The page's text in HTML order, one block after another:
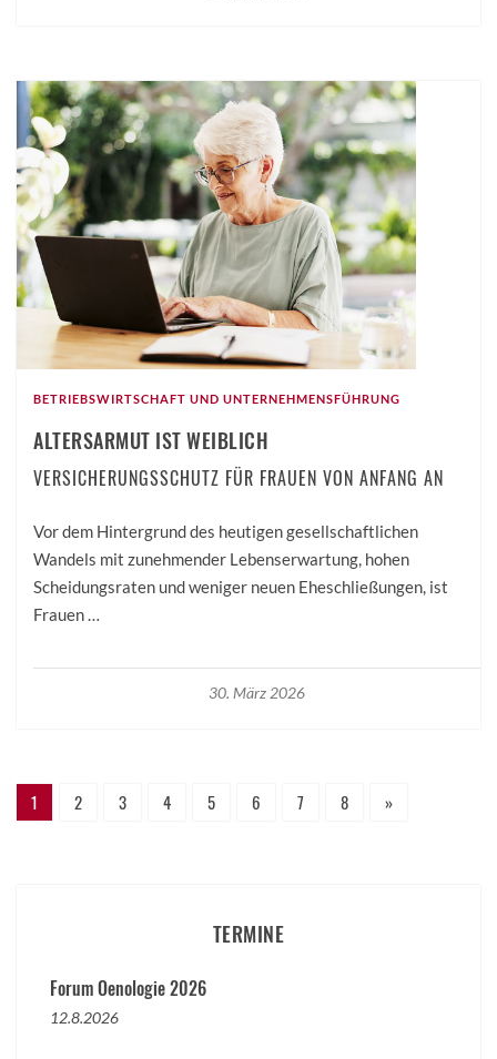
BETRIEBSWIRTSCHAFT UND UNTERNEHMENSFÜHRUNG
ALTERSARMUT IST WEIBLICH
VERSICHERUNGSSCHUTZ FÜR FRAUEN VON ANFANG AN
Vor dem Hintergrund des heutigen gesellschaftlichen
Wandels mit zunehmender Lebenserwartung, hohen
Scheidungsraten und weniger neuen Eheschließungen, ist
Frauen …
30. März 2026
1 2 3 4 5 6 7 8 »
TERMINE
Forum Oenologie 2026
12.8.2026